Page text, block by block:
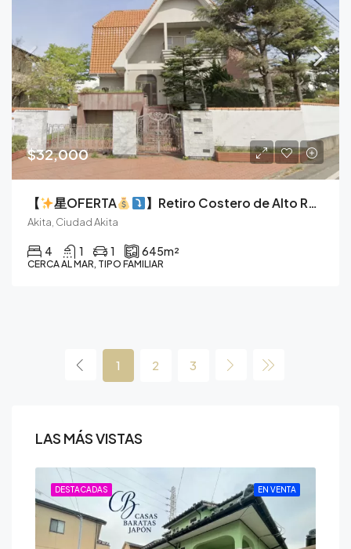
$32,000
【 星OFERTA 】Retiro Costero de Alto Rendimiento: Un Lienzo en Blanco en Akita
Akita, Ciudad Akita
4 1 1 645m²
CERCA AL MAR, TIPO FAMILIAR
1 2 3
LAS MÁS VISTAS
EN VENTA
DESTACADAS